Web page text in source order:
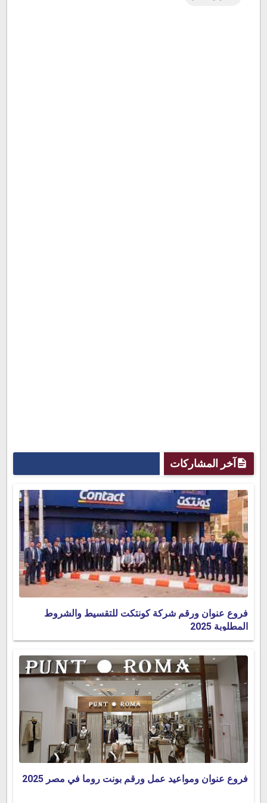
آخر المشاركات
فروع عنوان ورقم شركة كونتكت للتقسيط والشروط
المطلوبة 2025
فروع عنوان ومواعيد عمل ورقم بونت روما في مصر 2025